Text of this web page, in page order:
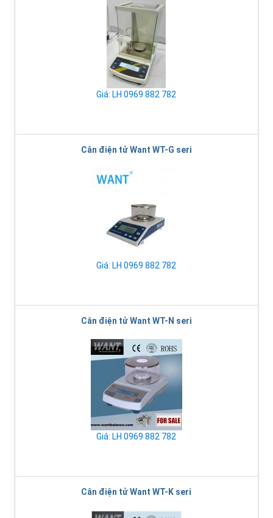
Giá: LH 0969 882 782
Cân điện tử Want WT-G seri
Giá: LH 0969 882 782
Cân điện tử Want WT-N seri
Giá: LH 0969 882 782
Cân điện tử Want WT-K seri